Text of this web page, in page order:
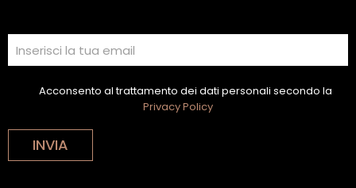
Acconsento al trattamento dei dati personali secondo la
Privacy Policy
INVIA